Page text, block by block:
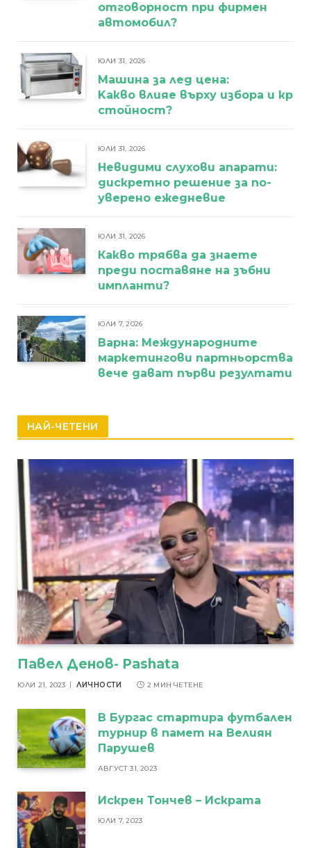
отговорност при фирмен
автомобил?
ЮЛИ 31, 2026
Машина за лед цена:
Kакво влияе върху избора и
стойност?
ЮЛИ 31, 2026
Невидими слухови апарати:
дискретно решение за по-
уверено ежедневие
ЮЛИ 31, 2026
Какво трябва да знаете
преди поставяне на зъбни
импланти?
ЮЛИ 7, 2026
Варна: Международните
маркетингови партньорства
вече дават първи резултати
НАЙ-ЧЕТЕНИ
Павел Денов- Pashata
ЮЛИ 21, 2023 ЛИЧНОСТИ 2 МИН ЧЕТЕНЕ
В Бургас стартира футбален
турнир в памет на Велиян
Парушев
АВГУСТ 31, 2023
Искрен Тончев – Искрата
ЮЛИ 7, 2023